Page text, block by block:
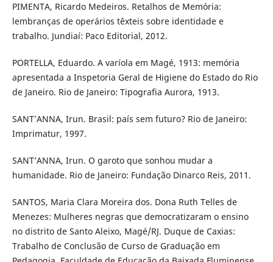
PIMENTA, Ricardo Medeiros. Retalhos de Memória:
lembranças de operários têxteis sobre identidade e
trabalho. Jundiaí: Paco Editorial, 2012.
PORTELLA, Eduardo. A varíola em Magé, 1913: memória
apresentada a Inspetoria Geral de Higiene do Estado do Rio
de Janeiro. Rio de Janeiro: Tipografia Aurora, 1913.
SANT’ANNA, Irun. Brasil: país sem futuro? Rio de Janeiro:
Imprimatur, 1997.
SANT’ANNA, Irun. O garoto que sonhou mudar a
humanidade. Rio de Janeiro: Fundação Dinarco Reis, 2011.
SANTOS, Maria Clara Moreira dos. Dona Ruth Telles de
Menezes: Mulheres negras que democratizaram o ensino
no distrito de Santo Aleixo, Magé/RJ. Duque de Caxias:
Trabalho de Conclusão de Curso de Graduação em